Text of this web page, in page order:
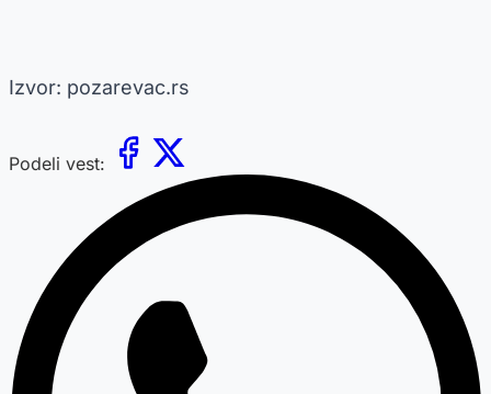
Izvor: pozarevac.rs
Podeli vest: